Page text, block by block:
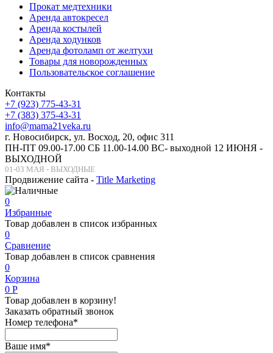
Прокат медтехники
Аренда автокресел
Аренда костылей
Аренда ходунков
Аренда фотоламп от желтухи
Товары для новорожденных
Пользовательское соглашение
Контакты
+7 (923) 775-43-31
+7 (383) 375-43-31
info@mama21veka.ru
г. Новосибирск, ул. Восход, 20, офис 311
ПН-ПТ 09.00-17.00 СБ 11.00-14.00 ВС- выходной 12 ИЮНЯ -
ВЫХОДНОЙ
01-03 МАЯ - ВЫХОДНЫЕ
Продвижение сайта - Title Marketing
0
Избранные
Товар добавлен в список избранных
0
Сравнение
Товар добавлен в список сравнения
0
Корзина
0 Р
Товар добавлен в корзину!
Заказать обратный звонок
Номер телефона*
Ваше имя*